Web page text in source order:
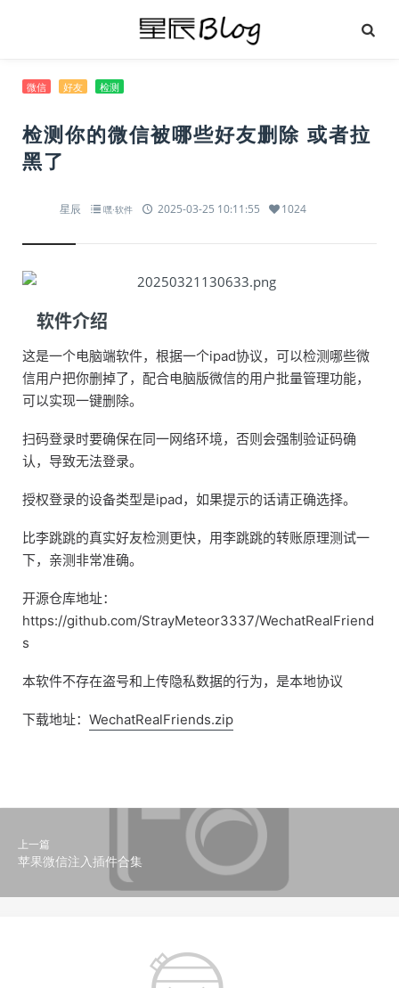
微信 好友 检测
检测你的微信被哪些好友删除 或者拉
黑了
星辰 嘿·软件 2025-03-25 10:11:55 1024
软件介绍
这是一个电脑端软件，根据一个ipad协议，可以检测哪些微
信用户把你删掉了，配合电脑版微信的用户批量管理功能，
可以实现一键删除。
扫码登录时要确保在同一网络环境，否则会强制验证码确
认，导致无法登录。
授权登录的设备类型是ipad，如果提示的话请正确选择。
比李跳跳的真实好友检测更快，用李跳跳的转账原理测试一
下，亲测非常准确。
开源仓库地址：
https://github.com/StrayMeteor3337/WechatRealFriend
s
本软件不存在盗号和上传隐私数据的行为，是本地协议
下载地址： WechatRealFriends.zip
上一篇
苹果微信注入插件合集